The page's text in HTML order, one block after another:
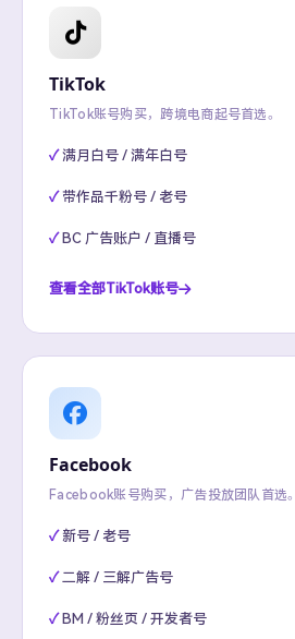
TikTok
TikTok账号购买，跨境电商起号首选。
满月白号 / 满年白号
带作品千粉号 / 老号
BC 广告账户 / 直播号
查看全部TikTok账号
Facebook
Facebook账号购买，广告投放团队首选。
新号 / 老号
二解 / 三解广告号
BM / 粉丝页 / 开发者号